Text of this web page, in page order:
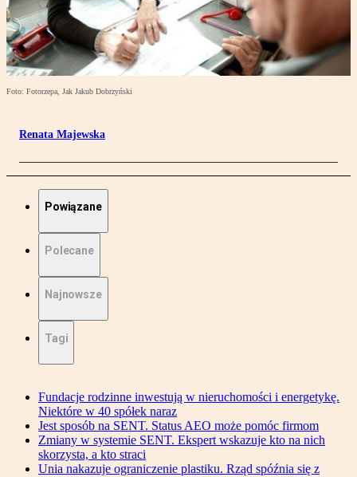
Foto: Fotorzepa, Jak Jakub Dobrzyński
Renata Majewska
Powiązane
Polecane
Najnowsze
Tagi
Fundacje rodzinne inwestują w nieruchomości i energetykę.
Niektóre w 40 spółek naraz
Jest sposób na SENT. Status AEO może pomóc firmom
Zmiany w systemie SENT. Ekspert wskazuje kto na nich
skorzysta, a kto straci
Unia nakazuje ograniczenie plastiku. Rząd spóźnia się z